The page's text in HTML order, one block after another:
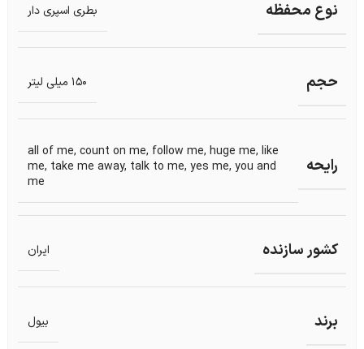
نوع محفظه بطری اسپری دار
حجم 150 میلی لیتر
رایحه
all of me, count on me, follow me, huge me, like
me, take me away, talk to me, yes me, you and
me
کشور سازنده ایران
برند بیول